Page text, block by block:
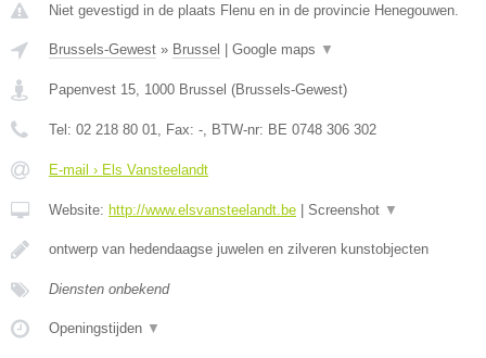
Niet gevestigd in de plaats Flenu en in de provincie Henegouwen.
Brussels-Gewest » Brussel | Google maps ▼
Papenvest 15 1000 Brussel (Brussels-Gewest)
Tel: 02 218 80 01 , Fax: - , BTW-nr: BE 0748 306 302
E-mail › Els Vansteelandt
Website: http://www.elsvansteelandt.be | Screenshot ▼
ontwerp van hedendaagse juwelen en zilveren kunstobjecten
Diensten onbekend
Openingstijden ▼